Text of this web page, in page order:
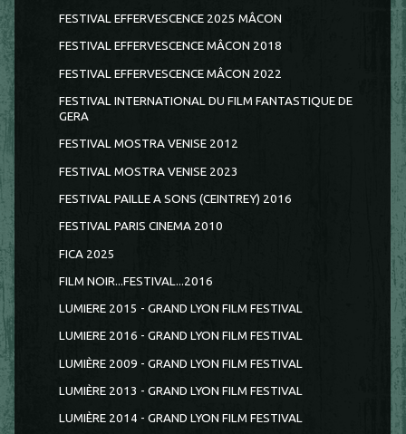
FESTIVAL EFFERVESCENCE 2025 MÂCON
FESTIVAL EFFERVESCENCE MÂCON 2018
FESTIVAL EFFERVESCENCE MÂCON 2022
FESTIVAL INTERNATIONAL DU FILM FANTASTIQUE DE
GERA
FESTIVAL MOSTRA VENISE 2012
FESTIVAL MOSTRA VENISE 2023
FESTIVAL PAILLE A SONS (CEINTREY) 2016
FESTIVAL PARIS CINEMA 2010
FICA 2025
FILM NOIR...FESTIVAL...2016
LUMIERE 2015 - GRAND LYON FILM FESTIVAL
LUMIERE 2016 - GRAND LYON FILM FESTIVAL
LUMIÈRE 2009 - GRAND LYON FILM FESTIVAL
LUMIÈRE 2013 - GRAND LYON FILM FESTIVAL
LUMIÈRE 2014 - GRAND LYON FILM FESTIVAL